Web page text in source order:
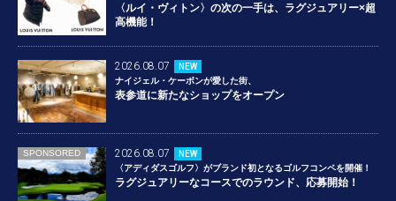
〈ルイ・ヴィトン〉の次の一手は、ラグジュアリー×超
高機能！
2026.08.07
NEW
ナイジェル・ケーボンが愛した街、
表参道に新たなショップをオープン
SPONSORED 2026.08.07
NEW
〈アディダスゴルフ〉がブランド初となるゴルフコンペを開催！
ラグジュアリーなコースでのラウンド、応募開始！